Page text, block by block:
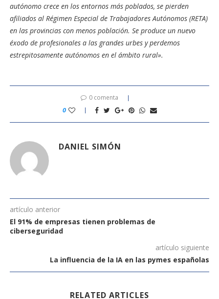
autónomo crece en los entornos más poblados, se pierden
afiliados al Régimen Especial de Trabajadores Autónomos (RETA)
en las provincias con menos población. Se produce un nuevo
éxodo de profesionales a las grandes urbes y perdemos
estrepitosamente autónomos en el ámbito rural».
0 comenta
0
DANIEL SIMÓN
artículo anterior
El 91% de empresas tienen problemas de
ciberseguridad
artículo siguiente
La influencia de la IA en las pymes españolas
RELATED ARTICLES